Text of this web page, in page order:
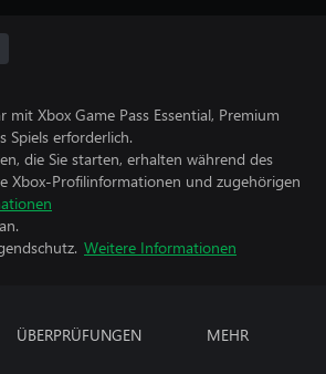
mit Xbox Game Pass Essential, Premium
Spiels erforderlich.
die Sie starten, erhalten während des
Xbox-Profilinformationen und zugehörigen
Weitere Informationen
ÜBERPRÜFUNGEN MEHR